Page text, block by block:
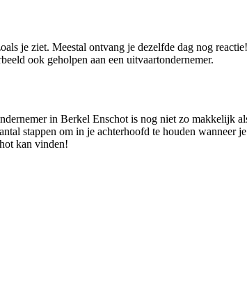
je ziet. Meestal ontvang je dezelfde dag nog
ook geholpen aan een uitvaartondernemer.
in Berkel Enschot is nog niet zo makkelijk
stappen om in je achterhoofd te houden
kan vinden!